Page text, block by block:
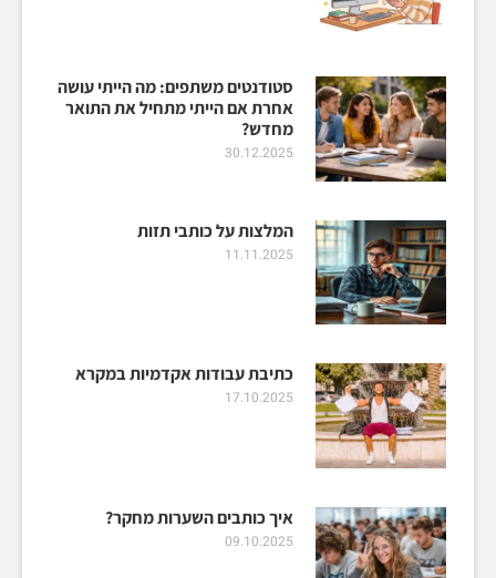
סטודנטים משתפים: מה הייתי עושה
אחרת אם הייתי מתחיל את התואר
מחדש?
30.12.2025
המלצות על כותבי תזות
11.11.2025
כתיבת עבודות אקדמיות במקרא
17.10.2025
איך כותבים השערות מחקר?
09.10.2025